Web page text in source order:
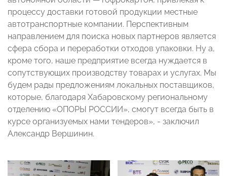
процессу доставки готовой продукции местные
автотранспортные компании. Перспективным
направлением для поиска новых партнеров является
сфера сбора и переработки отходов упаковки. Ну а,
кроме того, наше предприятие всегда нуждается в
сопутствующих производству товарах и услугах. Мы
будем рады предложениям локальных поставщиков,
которые, благодаря Хабаровскому региональному
отделению «ОПОРЫ РОССИИ», смогут всегда быть в
курсе организуемых нами тендеров», - заключил
Александр Вершинин.